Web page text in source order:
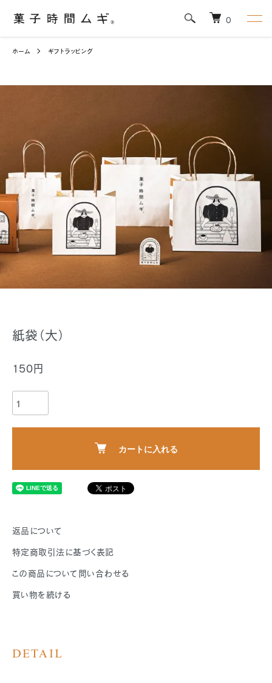
0
ホーム ギフトラッピング
紙袋（大）
150円
カートに入れる
返品について
特定商取引法に基づく表記
この商品について問い合わせる
買い物を続ける
DETAIL